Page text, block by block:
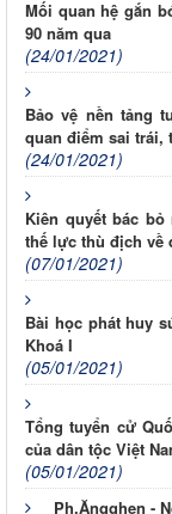
Mối quan hệ gắn
90 năm qua
(24/01/2021)
Bảo vệ nền tảng
quan điểm sai trái,
(24/01/2021)
Kiên quyết bác
thế lực thù địch về
(07/01/2021)
Bài học phát huy
Khoá I
(05/01/2021)
Tổng tuyển cử
của dân tộc Việt
(05/01/2021)
Ph.Ăngghen -